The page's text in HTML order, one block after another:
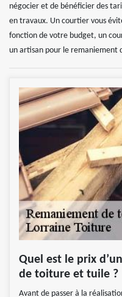
négocier et de bénéficier des
en travaux. Un courtier vous
fonction de votre budget, un
un artisan pour le remaniement
Quel est le prix
de toiture et tuile ?
Avant de passer à la